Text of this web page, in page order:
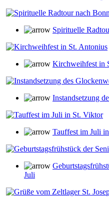
Spirituelle
Kirchweihfest in
Instandsetzung
Tauffest im Juli
Juli